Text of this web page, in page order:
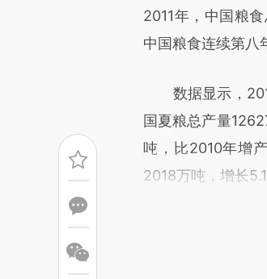
[https://
成，可能与原文真
2011年，中国粮
中国粮食连续第八
数据显示，
国夏粮总产量
吨，比2010年增
2018万吨，增长